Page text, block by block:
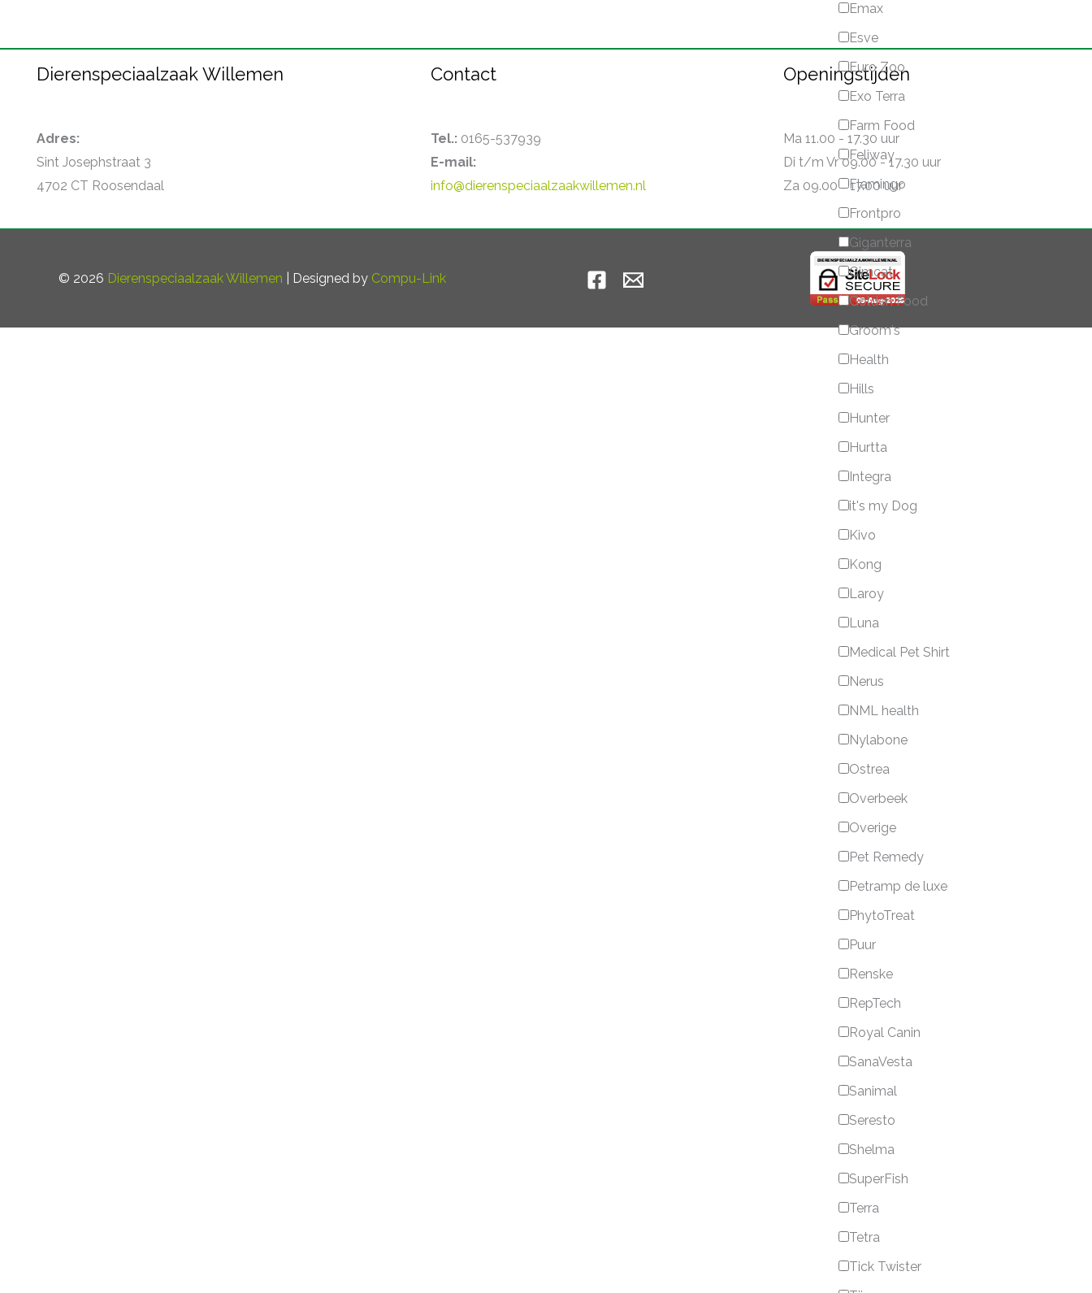
Emax
Esve
Euro Zoo
Exo Terra
Farm Food
Feliway
Flamingo
Frontpro
Giganterra
Gimcat
Golden Food
Groom's
Health
Hills
Hunter
Hurtta
Integra
it's my Dog
Kivo
Kong
Laroy
Luna
Medical Pet Shirt
Nerus
NML health
Nylabone
Ostrea
Overbeek
Overige
Pet Remedy
Petramp de luxe
PhytoTreat
Puur
Renske
RepTech
Royal Canin
SanaVesta
Sanimal
Seresto
Shelma
SuperFish
Terra
Tetra
Tick Twister
Dierenspeciaalzaak Willemen
Adres:
Sint Josephstraat 3
4702 CT Roosendaal
Contact
Tel.:0165-537939
E-mail:
info@dierenspeciaalzaakwillemen.nl
Openingstijden
Ma 11.00 - 17.30 uur
Di t/m Vr 09.00 - 17.30 uur
Za 09.00 - 17.00 uur
© 2026 Dierenspeciaalzaak Willemen | Designed by Compu-Link